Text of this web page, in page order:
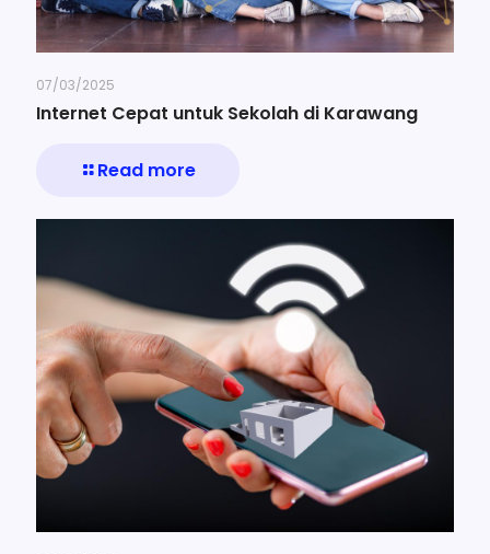
07/03/2025
Internet Cepat untuk Sekolah di Karawang
Read more